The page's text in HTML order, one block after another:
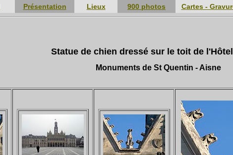
Présentation Lieux 900 photos Cartes -
Statue de chien dressé sur le toit de
Monuments de St Quentin - Aisne